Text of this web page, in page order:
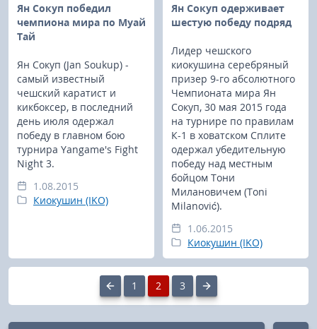
Ян Сокуп победил
чемпиона мира по Муай
Тай
Ян Сокуп (Jan Soukup) -
самый известный
чешский каратист и
кикбоксер, в последний
день июля одержал
победу в главном бою
турнира Yangame's Fight
Night 3.
1.08.2015
Киокушин (IKO)
Ян Сокуп одерживает
шестую победу подряд
Лидер чешского
киокушина серебряный
призер 9-го абсолютного
Чемпионата мира Ян
Сокуп, 30 мая 2015 года
на турнире по правилам
К-1 в ховатском Сплите
одержал убедительную
победу над местным
бойцом Тони
Милановичем (Toni
Milanović).
1.06.2015
Киокушин (IKO)
1 2 3